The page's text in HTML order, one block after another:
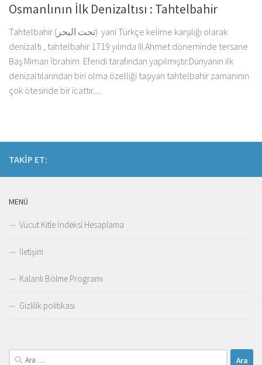
Osmanlının İlk Denizaltısı : Tahtelbahir
Tahtelbahir (تحت البحر) yani Türkçe kelime karşılığı olarak
denizaltı , tahtelbahir 1719 yılında III.Ahmet döneminde tersane
Baş Mimarı İbrahim Efendi tarafından yapılmıştır.Dünyanın ilk
denizaltılarından biri olma özelliği taşıyan tahtelbahir zamanının
çok ötesinde bir icattır....
TAKIP ET:
MENÜ
Vücut Kitle İndeksi Hesaplama
İletişim
Kalanlı Bölme Programı
Gizlilik politikası
Arama: